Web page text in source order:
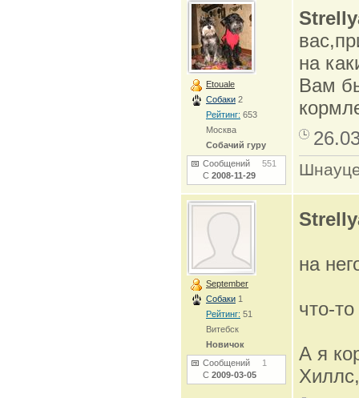
Etouale
Собаки 2
Рейтинг: 653
Москва
Собачий гуру
Сообщений 551
С 2008-11-29
на
Вам
September
Собаки 1
Рейтинг: 51
Витебск
Новичок
Сообщений 1
С 2009-03-05
на
что-то
А я